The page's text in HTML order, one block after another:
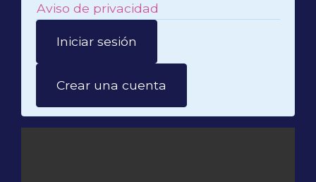
Aviso de privacidad
Iniciar sesión
Crear una cuenta